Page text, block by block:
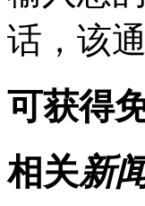
话，该
可获得
相关新